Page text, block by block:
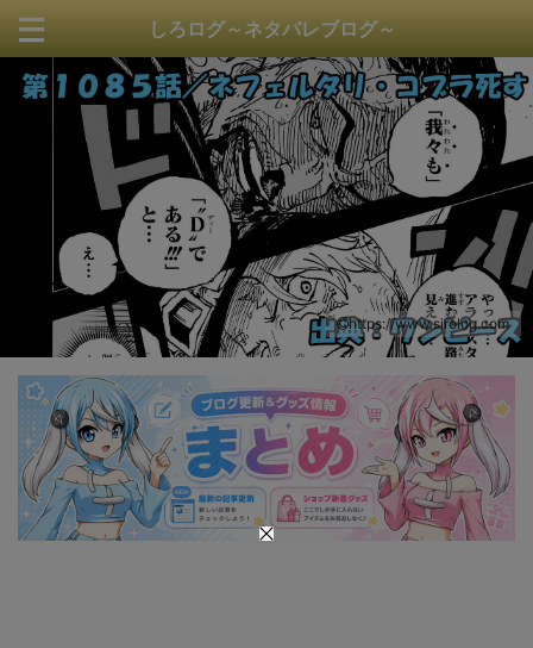
しろログ～ネタバレブログ～
https://www.sirolog.com